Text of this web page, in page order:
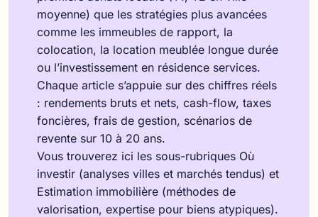
moyenne) que les stratégies plus avancées
comme les immeubles de rapport, la
colocation, la location meublée longue durée
ou l’investissement en résidence services.
Chaque article s’appuie sur des chiffres réels
: rendements bruts et nets, cash-flow, taxes
foncières, frais de gestion, scénarios de
revente sur 10 à 20 ans.
Vous trouverez ici les sous-rubriques Où
investir (analyses villes et marchés tendus) et
Estimation immobilière (méthodes de
valorisation, expertise pour biens atypiques).